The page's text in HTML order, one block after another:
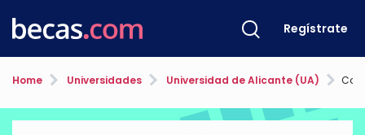
Regístrate
Home Universidades Universidad de Alicante (UA)